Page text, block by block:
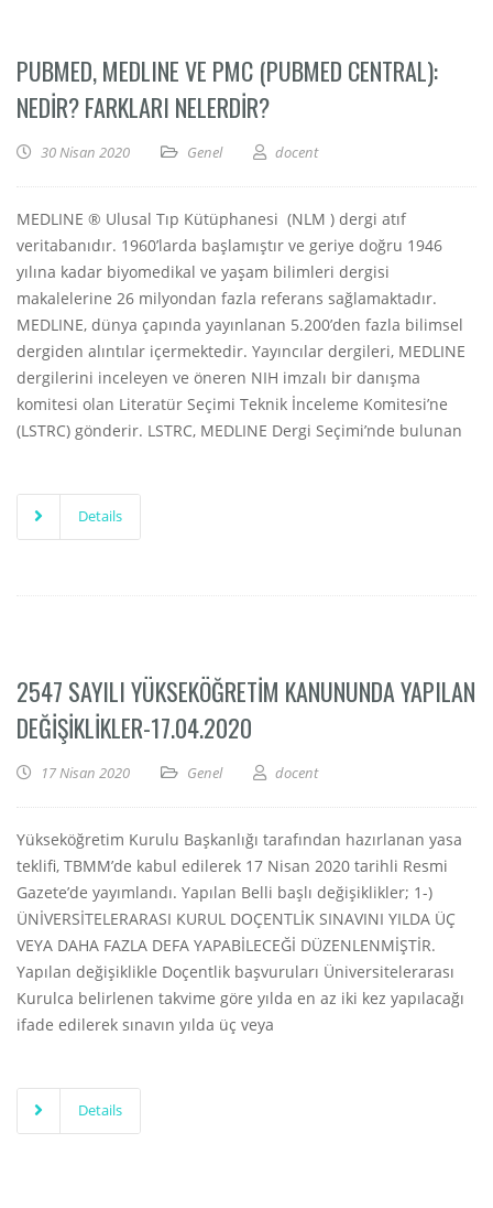
PUBMED, MEDLINE VE PMC (PUBMED CENTRAL):
NEDIR? FARKLARI NELERDIR?
30 Nisan 2020 Genel docent
MEDLINE ® Ulusal Tıp Kütüphanesi (NLM ) dergi atıf
veritabanıdır. 1960’larda başlamıştır ve geriye doğru 1946
yılına kadar biyomedikal ve yaşam bilimleri dergisi
makalelerine 26 milyondan fazla referans sağlamaktadır.
MEDLINE, dünya çapında yayınlanan 5.200’den fazla bilimsel
dergiden alıntılar içermektedir. Yayıncılar dergileri, MEDLINE
dergilerini inceleyen ve öneren NIH imzalı bir danışma
komitesi olan Literatür Seçimi Teknik İnceleme Komitesi’ne
(LSTRC) gönderir. LSTRC, MEDLINE Dergi Seçimi’nde bulunan
Details
2547 SAYILI YÜKSEKÖĞRETIM KANUNUNDA YAPILAN
DEĞIŞIKLIKLER-17.04.2020
17 Nisan 2020 Genel docent
Yükseköğretim Kurulu Başkanlığı tarafından hazırlanan yasa
teklifi, TBMM’de kabul edilerek 17 Nisan 2020 tarihli Resmi
Gazete’de yayımlandı. Yapılan Belli başlı değişiklikler; 1-)
ÜNİVERSİTELERARASI KURUL DOÇENTLİK SINAVINI YILDA ÜÇ
VEYA DAHA FAZLA DEFA YAPABİLECEĞİ DÜZENLENMİŞTİR.
Yapılan değişiklikle Doçentlik başvuruları Üniversitelerarası
Kurulca belirlenen takvime göre yılda en az iki kez yapılacağı
ifade edilerek sınavın yılda üç veya
Details